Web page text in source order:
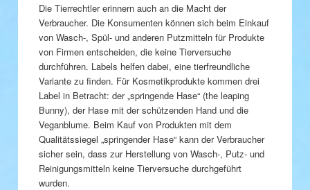
Die Tierrechtler erinnern auch an die Macht der
Verbraucher. Die Konsumenten können sich beim Einkauf
von Wasch-, Spül- und anderen Putzmitteln für Produkte
von Firmen entscheiden, die keine Tierversuche
durchführen. Labels helfen dabei, eine tierfreundliche
Variante zu finden. Für Kosmetikprodukte kommen drei
Label in Betracht: der „springende Hase“ (the leaping
Bunny), der Hase mit der schützenden Hand und die
Veganblume. Beim Kauf von Produkten mit dem
Qualitätssiegel „springender Hase“ kann der Verbraucher
sicher sein, dass zur Herstellung von Wasch-, Putz- und
Reinigungsmitteln keine Tierversuche durchgeführt
wurden.